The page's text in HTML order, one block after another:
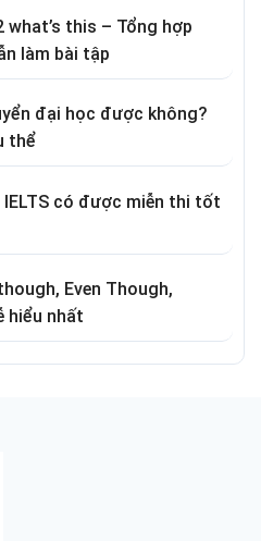
what’s this – Tổng hợp
làm bài tập
đại học được không?
thể
IELTS có được miễn thi tốt
Even Though,
hiểu nhất